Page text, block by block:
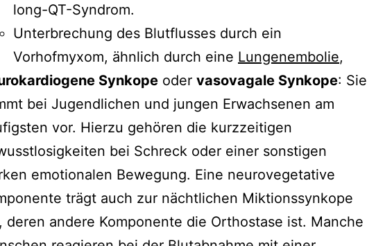
long-QT-Syndrom.
Unterbrechung des Blutflusses durch ein
Vorhofmyxom, ähnlich durch eine Lungenembolie,
Synkope oder vasovagale Synkope: Sie
bei Jugendlichen und jungen Erwachsenen am
vor. Hierzu gehören die kurzzeitigen
bei Schreck oder einer sonstigen
emotionalen Bewegung. Eine neurovegetative
trägt auch zur nächtlichen Miktionssynkope
deren andere Komponente die Orthostase ist. Manche